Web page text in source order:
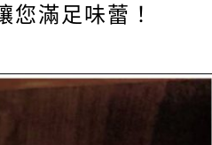
滿足味蕾！